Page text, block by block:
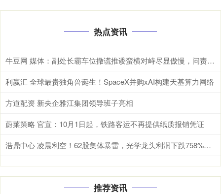
热点资讯
牛豆网 媒体：副处长霸车位撒谎推诿蛮横对峙尽显傲慢，问责公职人员不分公私
利赢汇 全球最贵独角兽诞生！SpaceX并购xAI构建天基算力网络
方道配资 新央企雅江集团领导班子亮相
蔚莱策略 官宣：10月1日起，铁路客运不再提供纸质报销凭证
浩鼎中心 凌晨利空！62股集体暴雷，光学龙头利润下跌758%，你的自选股还好吗？
推荐资讯